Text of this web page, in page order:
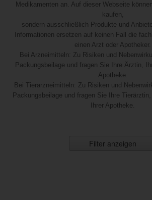
Medikamenten an. Auf dieser Webseite
kaufen,
sondern ausschließlich Produkte und
Informationen ersetzen auf keinen Fall die
einen Arzt oder Apotheker.
Bei Arzneimitteln: Zu Risiken und
Packungsbeilage und fragen Sie Ihre Ärztin,
Apotheke.
Bei Tierarzneimitteln: Zu Risiken und
Packungsbeilage und fragen Sie Ihre
Ihrer Apotheke.
Filter anzeigen